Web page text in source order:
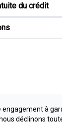
du crédit
engagement à
déclinons